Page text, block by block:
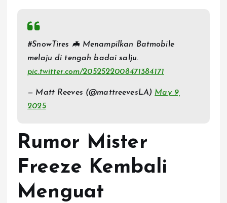
#SnowTires 🦇 Menampilkan Batmobile
melaju di tengah badai salju.
pic.twitter.com/2052522008471384171
— Matt Reeves (@mattreevesLA) May 9,
2025
Rumor Mister
Freeze Kembali
Menguat